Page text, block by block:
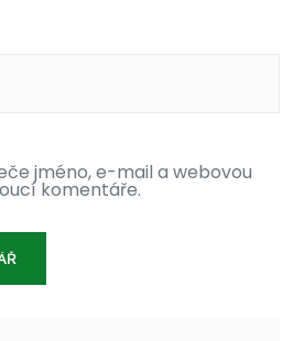
jméno, e-mail a webovou
komentáře.